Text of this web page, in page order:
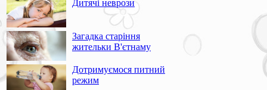
Дитячі неврози
Загадка старіння
жительки В'єтнаму
Дотримуємося питний
режим